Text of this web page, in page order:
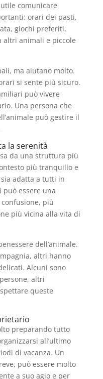
comunicare
orari dei pasti,
giochi preferiti,
altri animali e piccole
ma aiutano molto.
si sente più sicuro.
può vivere
Una persona che
può gestire il
la serenità
da una struttura più
più tranquillo e
adatta a tutti in
essere una
più
più vicina alla vita di
dell’animale.
altri hanno
Alcuni sono
altri
queste
preparando tutto
all’ultimo
di vacanza. Un
può essere molto
a suo agio e per